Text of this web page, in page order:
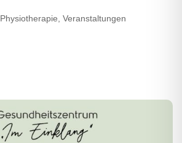
Physiotherapie ,Veranstaltungen